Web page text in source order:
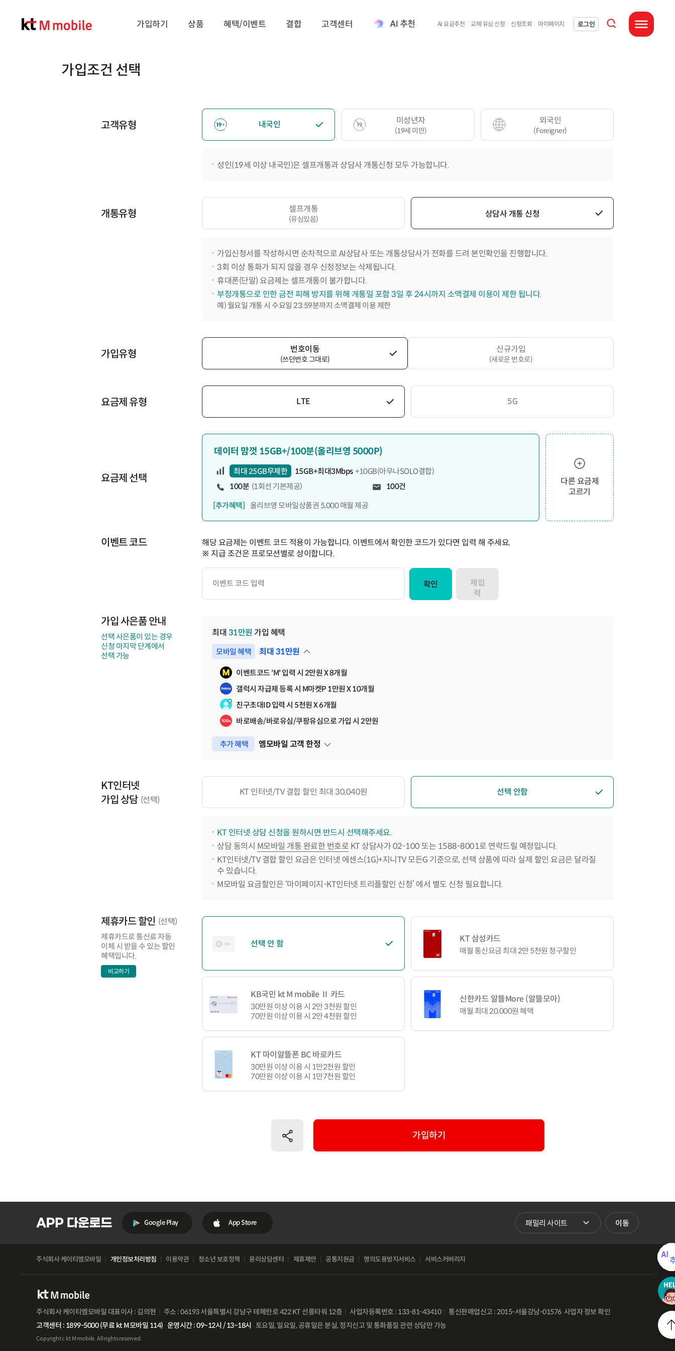
가입하기 상품 혜택/이벤트 결합 고객센터 AI 요금추천 교체 유심 신청 신청조회 마이페이지 로그인
통합검색 열기
전체메뉴 열기
가입조건 선택
고객유형 내국인 미성년자
(19세 미만)
외국인
(Foreigner)
성인(19세 이상 내국인)은 셀프개통과 상담사 개통신청 모두 가능합니다.
개통유형 셀프개통
(유심있음) 상담사 개통 신청
가입신청서를 작성하시면 순차적으로 AI상담사 또는 개통상담사가 전화를 드려 본인확인을 진행합니다.
3회 이상 통화가 되지 않을 경우 신청정보는 삭제됩니다.
휴대폰(단말) 요금제는 셀프개통이 불가합니다.
부정개통으로 인한 금전 피해 방지를 위해 개통일 포함 3일 후 24시까지 소액결제 이용이 제한 됩니다.
예) 월요일 개통 시 수요일 23:59분까지 소액결제 이용 제한
가입유형 번호이동
(쓰던번호 그대로)
신규가입
(새로운 번호로)
요금제 유형 LTE 5G
요금제 선택
데이터 맘껏 15GB+/100분(올리브영 5000P)
최대 25GB무제한 15GB+최대3Mbps +10GB(아무나SOLO결합)
100분 (1회선 기본제공)
100건
[추가혜택]
올리브영 모바일상품권 5,000 매월 제공
다른 요금제
고르기
이벤트 코드
해당 요금제는 이벤트 코드 적용이 가능합니다. 이벤트에서 확인한 코드가 있다면 입력 해 주세요.
※ 지급 조건은 프로모션별로 상이합니다.
이
확인
재입
력
가입 사은품 안내
선택 사은품이 있는 경우
신청 마지막 단계에서
선택 가능
최대 31만원 가입 혜택
모바일 혜택 최대 31만원
펼쳐보기
이벤트코드 'M' 입력 시 2만원 X 8개월
갤럭시 자급제 등록 시 M마켓P 1만원 X 10개월
친구초대ID 입력 시 5천원 X 6개월
바로배송/바로유심/쿠팡유심으로 가입 시 2만원
추가 혜택 엠모바일 고객 한정
펼쳐보기
KT인터넷
가입 상담 (선택)
KT 인터넷/TV 결합 할인 최대 30,040원 선택 안함
KT 인터넷 상담 신청을 원하시면 반드시 선택해주세요.
상담 동의시 M모바일 개통 완료한 번호로 KT 상담사가 02-100 또는 1588-8001로 연락드릴 예정입니다.
KT인터넷/TV 결합 할인 요금은 인터넷 에센스(1G)+지니TV 모든G 기준으로, 선택 상품에 따라 실제 할인 요금은 달라질
수 있습니다.
M모바일 요금할인은 ‘마이페이지-KT인터넷 트리플할인 신청’ 에서 별도 신청 필요합니다.
제휴카드 할인 (선택)
제휴카드로 통신료 자동
이체 시 받을 수 있는 할인
혜택입니다.
비교하기
선택 안 함 KT 삼성카드
매월 통신요금 최대 2만 5천원 청구할인
KB국민 kt M mobile Ⅱ 카드
30만원 이상 이용 시 2만 3천원 할인
70만원 이상 이용 시 2만 4천원 할인
신한카드 알뜰More (알뜰모아)
매월 최대 20,000원 혜택
KT 마이알뜰폰 BC 바로카드
30만원 이상 이용 시 1만2천원 할인
70만원 이상 이용 시 1만7천원 할인
공유하기 가입하기
Google Play App Store 패밀리 사이트 바로가기
이동
주식회사 케이티엠모바일 개인정보처리방침 이용약관 청소년 보호정책 윤리상담센터 제휴제안 공통지원금 명의도용방지서비스 서비스커버리지
주식회사 케이티엠모바일 대표이사 : 김의현 주소 : 06193 서울특별시 강남구 테헤란로 422 KT 선릉타워 12층 사업자등록번호 : 133-81-43410 통신판매업신고 : 2015-서울강남-01576 사업자 정보 확인
고객센터 : 1899-5000 (무료 kt M모바일 114) 운영시간 : 09~12시 / 13~18시 토요일, 일요일, 공휴일은 분실, 정지신고 및 통화품질 관련 상담만 가능
Copyright c kt M mobile. All rights reserved.